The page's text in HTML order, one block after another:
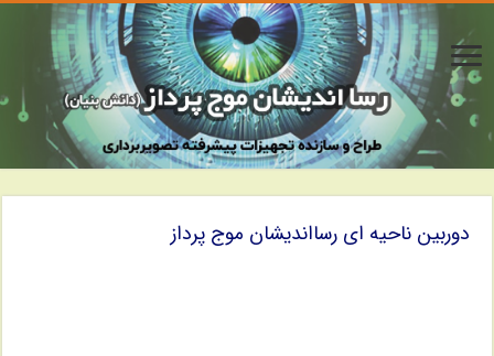
دوربین ناحیه ای رسااندیشان موج پرداز